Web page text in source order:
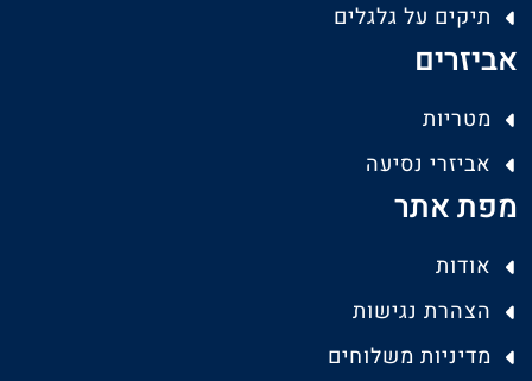
תיקים על גלגלים
אביזרים
מטריות
אביזרי נסיעה
מפת אתר
אודות
הצהרת נגישות
מדיניות משלוחים